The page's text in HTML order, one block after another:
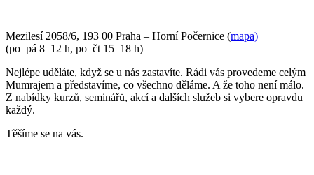
Mezilesí 2058/6, 193 00 Praha – Horní Počernice (mapa)
(po–pá 8–12 h, po–čt 15–18 h)
Nejlépe uděláte, když se u nás zastavíte. Rádi vás provedeme celým
Mumrajem a představíme, co všechno děláme. A že toho není málo.
Z nabídky kurzů, seminářů, akcí a dalších služeb si vybere opravdu
každý.
Těšíme se na vás.